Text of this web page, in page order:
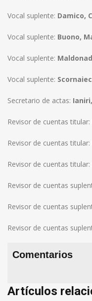
Vocal suplente: Damico,
Vocal suplente: Buono,
Vocal suplente:
Vocal suplente:
Secretario de actas:
Revisor de cuentas titular:
Revisor de cuentas titular:
Revisor de cuentas titular:
Revisor de cuentas
Revisor de cuentas
Revisor de cuentas
Comentarios
Artículos